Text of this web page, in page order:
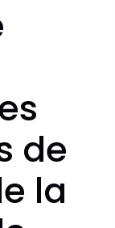
de
la